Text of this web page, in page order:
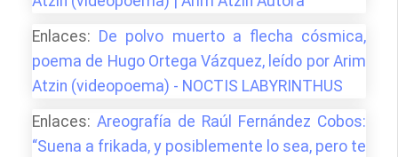
Enlaces: De polvo muerto a flecha cósmica,
poema de Hugo Ortega Vázquez, leído por Arim
Atzin (videopoema) - NOCTIS LABYRINTHUS
Enlaces: Areografía de Raúl Fernández Cobos:
“Suena a frikada, y posiblemente lo sea, pero te